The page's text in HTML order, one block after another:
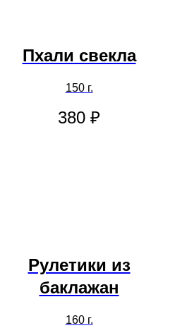
Пхали свекла
150 г.
380 ₽
Рулетики из
баклажан
160 г.